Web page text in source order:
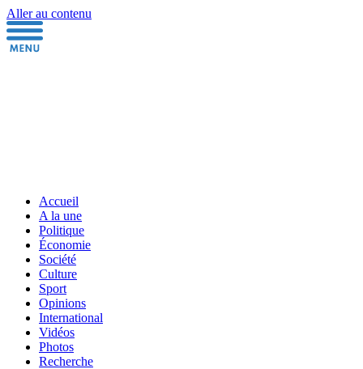
Aller au contenu
Accueil
A la une
Politique
Économie
Société
Culture
Sport
Opinions
International
Vidéos
Photos
Recherche